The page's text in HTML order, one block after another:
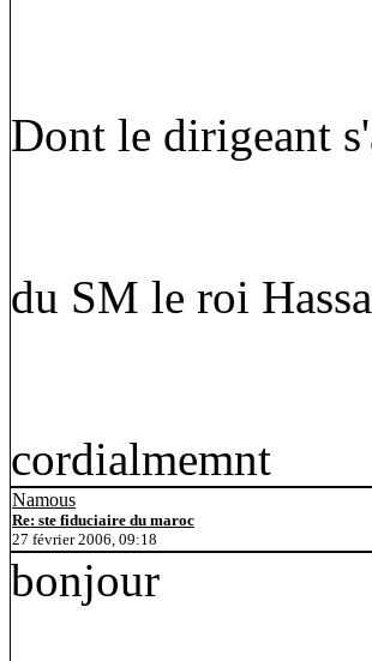
Dont le dirigeant
du SM le roi
cordialmemnt
Namous
Re: ste fiduciaire du maroc
27 février 2006, 09:18
bonjour